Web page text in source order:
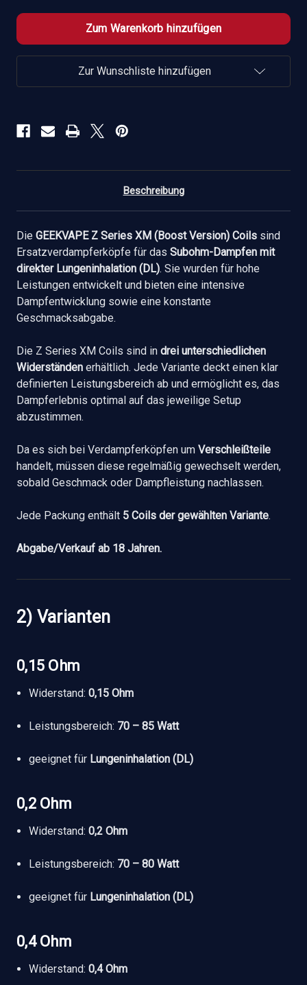
Z
Series
XM
(Boost
Version)
Coils
Z
Series
XM
(Boost
Version)
Coils
erhöhen
Zur Wunschliste hinzufügen
Beschreibung
Die GEEKVAPE Z Series XM (Boost Version) Coils sind
Ersatzverdampferköpfe für das Subohm-Dampfen mit
direkter Lungeninhalation (DL). Sie wurden für hohe
Leistungen entwickelt und bieten eine intensive
Dampfentwicklung sowie eine konstante
Geschmacksabgabe.
Die Z Series XM Coils sind in drei unterschiedlichen
Widerständen erhältlich. Jede Variante deckt einen klar
definierten Leistungsbereich ab und ermöglicht es, das
Dampferlebnis optimal auf das jeweilige Setup
abzustimmen.
Da es sich bei Verdampferköpfen um Verschleißteile
handelt, müssen diese regelmäßig gewechselt werden,
sobald Geschmack oder Dampfleistung nachlassen.
Jede Packung enthält 5 Coils der gewählten Variante.
Abgabe/Verkauf ab 18 Jahren.
2) Varianten
0,15 Ohm
Widerstand:0,15 Ohm
Leistungsbereich: 70 – 85 Watt
geeignet für Lungeninhalation (DL)
0,2 Ohm
Widerstand:0,2 Ohm
Leistungsbereich: 70 – 80 Watt
geeignet für Lungeninhalation (DL)
0,4 Ohm
Widerstand:0,4 Ohm